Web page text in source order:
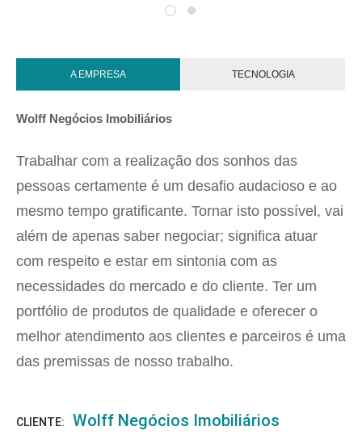
A EMPRESA TECNOLOGIA
Wolff Negócios Imobiliários
Trabalhar com a realização dos sonhos das
pessoas certamente é um desafio audacioso e ao
mesmo tempo gratificante. Tornar isto possível, vai
além de apenas saber negociar; significa atuar
com respeito e estar em sintonia com as
necessidades do mercado e do cliente. Ter um
portfólio de produtos de qualidade e oferecer o
melhor atendimento aos clientes e parceiros é uma
das premissas de nosso trabalho.
CLIENTE: Wolff Negócios Imobiliários